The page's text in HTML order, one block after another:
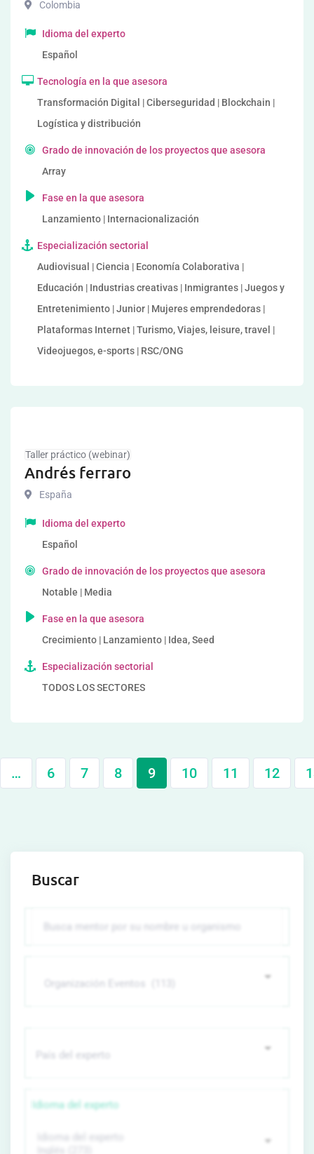
Colombia
Idioma del experto
Español
Tecnología en la que asesora
Transformación Digital | Ciberseguridad | Blockchain |
Logística y distribución
Grado de innovación de los proyectos que asesora
Array
Fase en la que asesora
Lanzamiento | Internacionalización
Especialización sectorial
Audiovisual | Ciencia | Economía Colaborativa |
Educación | Industrias creativas | Inmigrantes | Juegos y
Entretenimiento | Junior | Mujeres emprendedoras |
Plataformas Internet | Turismo, Viajes, leisure, travel |
Videojuegos, e-sports | RSC/ONG
Taller práctico (webinar)
Andrés ferraro
España
Idioma del experto
Español
Grado de innovación de los proyectos que asesora
Notable | Media
Fase en la que asesora
Crecimiento | Lanzamiento | Idea, Seed
Especialización sectorial
TODOS LOS SECTORES
… 6 7 8 9 10 11 12
Buscar
Idioma del experto